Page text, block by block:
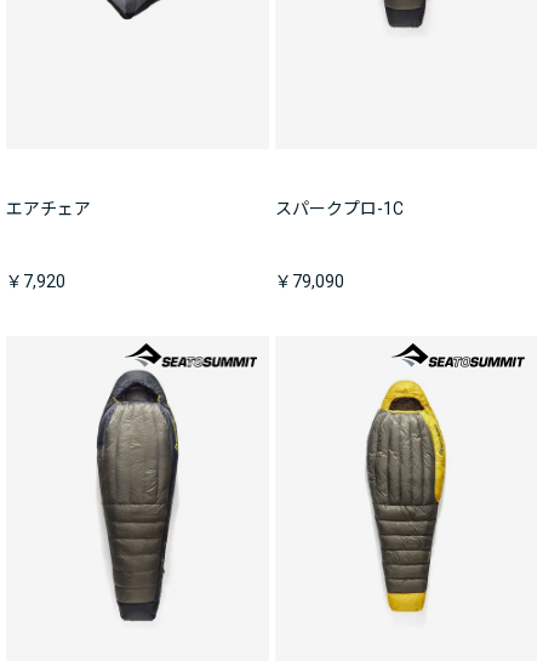
エアチェア
￥7,920
スパークプロ-1C
￥79,090